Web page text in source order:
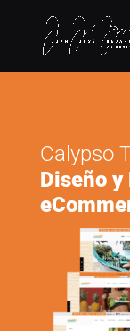
Calypso
Diseño